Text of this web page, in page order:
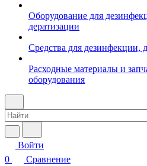
Оборудование для
дератизации
Средства для дезинфекции,
Расходные материалы и
оборудования
Войти
0
Сравнение